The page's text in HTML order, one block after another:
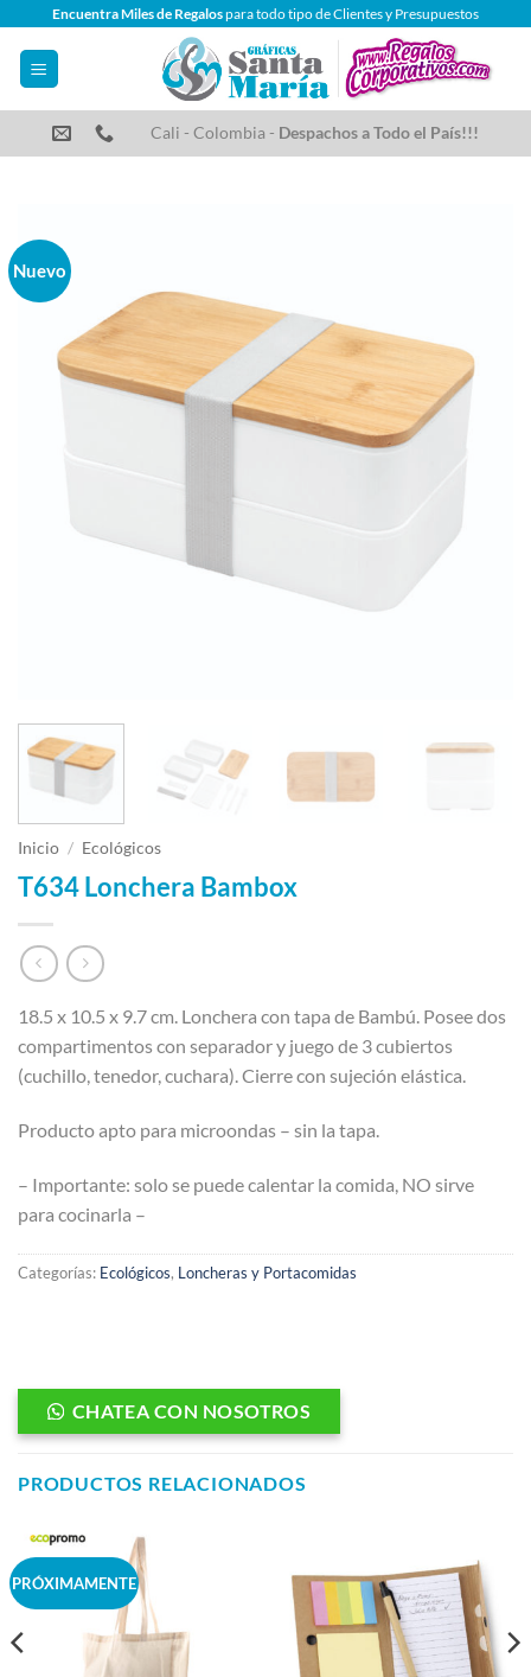
contenido
Encuentra Miles de Regalospara todo tipo de Clientes y Presupuestos
Cali - Colombia - Despachos a Todo el País!!!
Nuevo
Inicio / Ecológicos
T634 Lonchera Bambox
18.5 x 10.5 x 9.7 cm. Lonchera con tapa de Bambú. Posee dos
compartimentos con separador y juego de 3 cubiertos
(cuchillo, tenedor, cuchara). Cierre con sujeción elástica.
Producto apto para microondas – sin la tapa.
– Importante: solo se puede calentar la comida, NO sirve
para cocinarla –
Categorías: Ecológicos, Loncheras y Portacomidas
CHATEA CON NOSOTROS
PRODUCTOS RELACIONADOS
PRÓXIMAMENTE